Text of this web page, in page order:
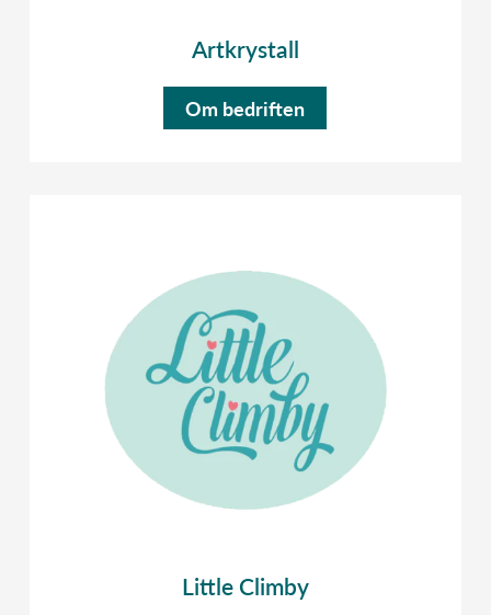
Artkrystall
Om bedriften
Little Climby